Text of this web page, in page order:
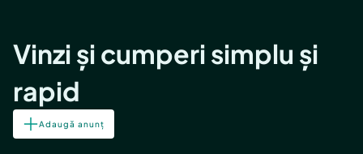
Vinzi și cumperi simplu și
rapid
Adaugă anunț